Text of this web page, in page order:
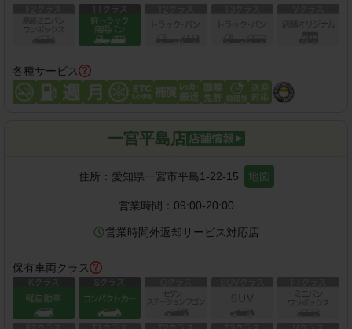
各種サービス
一宮平島店
住所： 愛知県一宮市平島1-22-15 地図
営業時間： 09:00-20:00
営業時間外返却サービス対応店
保有車両クラス